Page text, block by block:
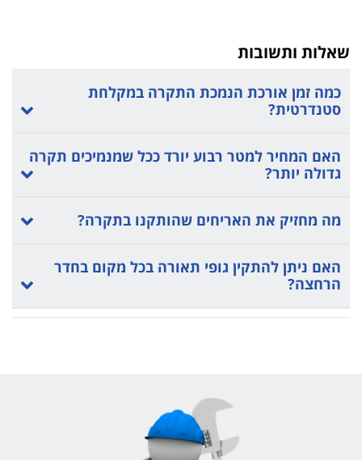
שאלות ותשובות
כמה זמן אורכת הנמכת התקרה במקלחת
סטנדרטית?
האם המחיר למטר רבוע יורד ככל שמנמיכים תקרה
גדולה יותר?
מה מחזיק את האריחים שהותקנו בתקרה?
האם ניתן להתקין גופי תאורה בכל מקום בחדר
הרחצה?